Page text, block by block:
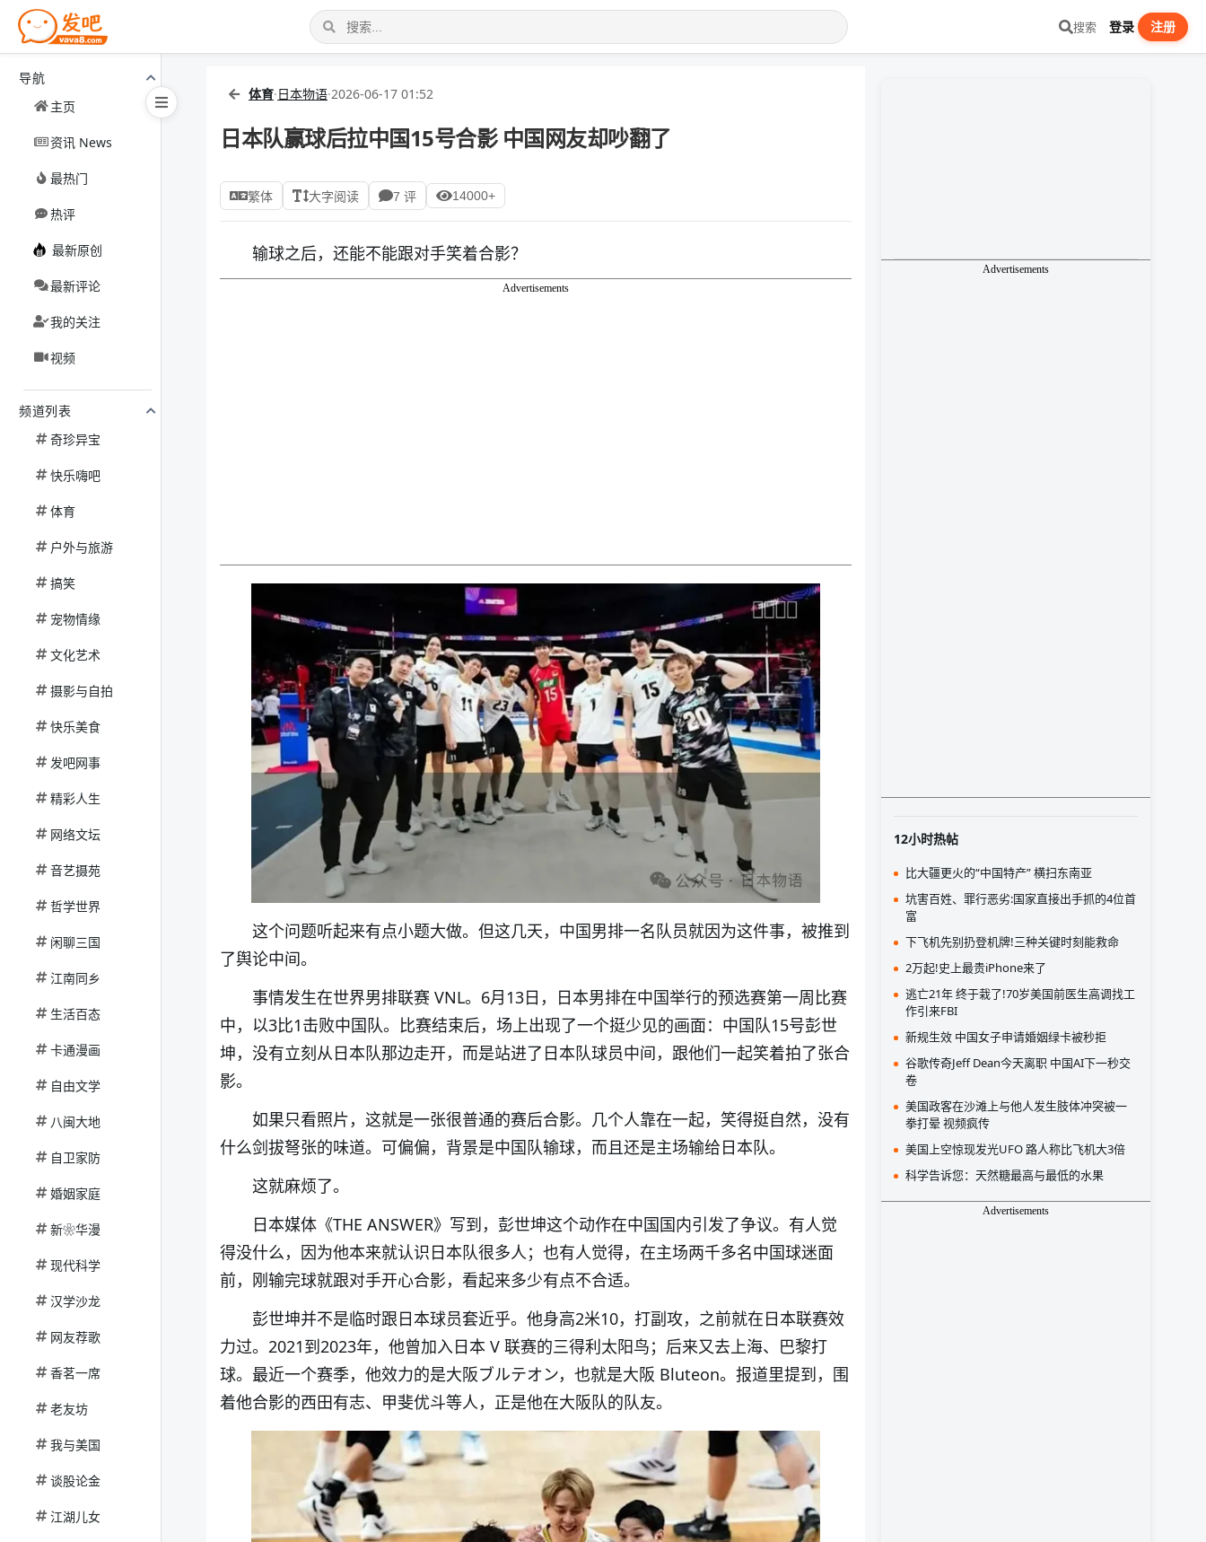
搜索 登录 注册
导航
主页
资讯 News
最热门
热评
最新原创
最新评论
我的关注
视频
频道列表
奇珍异宝
快乐嗨吧
体育
户外与旅游
搞笑
宠物情缘
文化艺术
摄影与自拍
快乐美食
发吧网事
精彩人生
网络文坛
音艺摄苑
哲学世界
闲聊三国
江南同乡
生活百态
卡通漫画
自由文学
八闽大地
自卫家防
婚姻家庭
新❀华漫
现代科学
汉学沙龙
网友荐歌
香茗一席
老友坊
我与美国
谈股论金
江湖儿女
体育·日本物语·2026-06-17 01:52
日本队赢球后拉中国15号合影 中国网友却吵翻了
繁体 大字阅读 7 评 14000+
输球之后，还能不能跟对手笑着合影？
Advertisements
这个问题听起来有点小题大做。但这几天，中国男排一名队员就因为这件事，被推到
了舆论中间。
事情发生在世界男排联赛 VNL。6月13日，日本男排在中国举行的预选赛第一周比赛
中，以3比1击败中国队。比赛结束后，场上出现了一个挺少见的画面：中国队15号彭世
坤，没有立刻从日本队那边走开，而是站进了日本队球员中间，跟他们一起笑着拍了张合
影。
如果只看照片，这就是一张很普通的赛后合影。几个人靠在一起，笑得挺自然，没有
什么剑拔弩张的味道。可偏偏，背景是中国队输球，而且还是主场输给日本队。
这就麻烦了。
日本媒体《THE ANSWER》写到，彭世坤这个动作在中国国内引发了争议。有人觉
得没什么，因为他本来就认识日本队很多人；也有人觉得，在主场两千多名中国球迷面
前，刚输完球就跟对手开心合影，看起来多少有点不合适。
彭世坤并不是临时跟日本球员套近乎。他身高2米10，打副攻，之前就在日本联赛效
力过。2021到2023年，他曾加入日本 V 联赛的三得利太阳鸟；后来又去上海、巴黎打
球。最近一个赛季，他效力的是大阪ブルテオン，也就是大阪 Bluteon。报道里提到，围
着他合影的西田有志、甲斐优斗等人，正是他在大阪队的队友。
Advertisements
12小时热帖
比大疆更火的“中国特产” 横扫东南亚
坑害百姓、罪行恶劣:国家直接出手抓的4位首
富
下飞机先别扔登机牌!三种关键时刻能救命
2万起!史上最贵iPhone来了
逃亡21年 终于栽了!70岁美国前医生高调找工
作引来FBI
新规生效 中国女子申请婚姻绿卡被秒拒
谷歌传奇Jeff Dean今天离职 中国AI下一秒交
卷
美国政客在沙滩上与他人发生肢体冲突被一
拳打晕 视频疯传
美国上空惊现发光UFO 路人称比飞机大3倍
科学告诉您：天然糖最高与最低的水果
Advertisements